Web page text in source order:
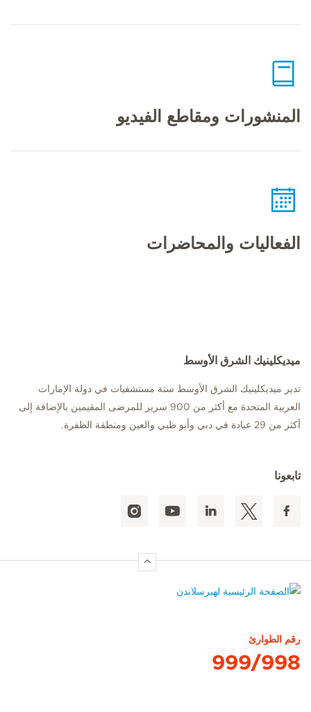
المنشورات ومقاطع الفيديو
الفعاليات والمحاضرات
ميديكلينيك الشرق الأوسط
تدير ميديكلينيك الشرق الأوسط ستة مستشفيات في دولة الإمارات
العربية المتحدة مع أكثر من 900 سرير للمرضى المقيمين بالإضافة إلى
أكثر من 29 عيادة في دبي وأبو ظبي والعين ومنطقة الظفرة.
تابعونا
رقم الطوارئ
999/998